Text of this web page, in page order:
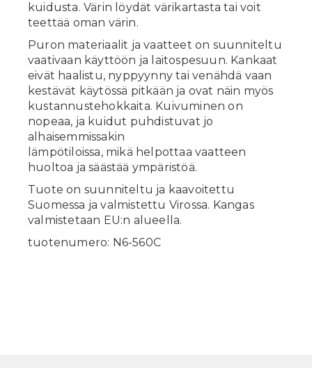
kuidusta. Värin löydät värikartasta tai voit
teettää oman värin.
Puron materiaalit ja vaatteet on suunniteltu
vaativaan käyttöön ja laitospesuun. Kankaat
eivät haalistu, nyppyynny tai venähdä vaan
kestävät käytössä pitkään ja ovat näin myös
kustannustehokkaita. Kuivuminen on
nopeaa, ja kuidut puhdistuvat jo
alhaisemmissakin
lämpötiloissa, mikä helpottaa vaatteen
huoltoa ja säästää ympäristöä.
Tuote on suunniteltu ja kaavoitettu
Suomessa ja valmistettu Virossa. Kangas
valmistetaan EU:n alueella.
tuotenumero: N6-560C